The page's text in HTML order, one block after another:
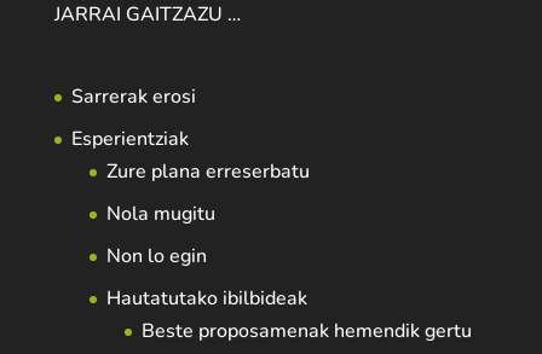
JARRAI GAITZAZU …
Sarrerak erosi
Esperientziak
Zure plana erreserbatu
Nola mugitu
Non lo egin
Hautatutako ibilbideak
Beste proposamenak hemendik gertu